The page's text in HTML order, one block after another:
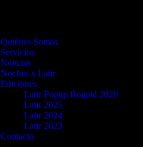
Quiénes Somos
Servicios
Noticias
Noches x Latir
Ediciones
Latir Popup Bogotá 2026
Latir 2025
Latir 2024
Latir 2023
Contacto